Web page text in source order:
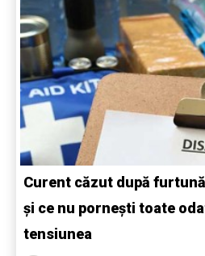
Curent căzut după
și ce nu pornești toate
tensiunea